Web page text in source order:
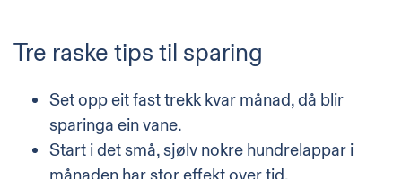
Tre raske tips til sparing
Set opp eit fast trekk kvar månad, då blir
sparinga ein vane.
Start i det små, sjølv nokre hundrelappar i